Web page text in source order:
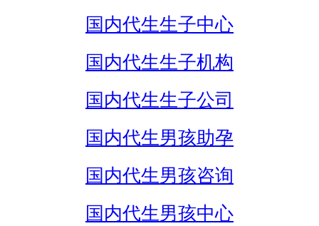
国内代生生子中心
国内代生生子机构
国内代生生子公司
国内代生男孩助孕
国内代生男孩咨询
国内代生男孩中心